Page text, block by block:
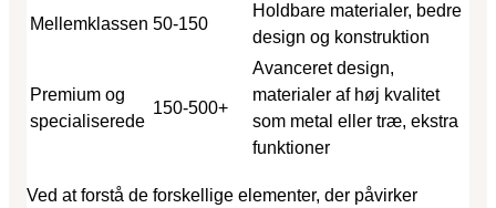
Mellemklassen 50-150
Holdbare materialer, bedre
design og konstruktion
Premium og
specialiserede
150-500+
Avanceret design,
materialer af høj kvalitet
som metal eller træ, ekstra
funktioner
Ved at forstå de forskellige elementer, der påvirker